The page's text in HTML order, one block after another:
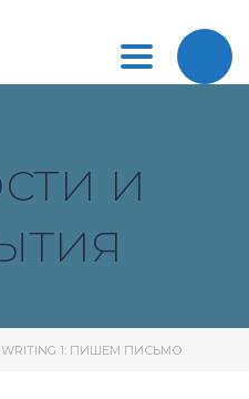
Toggle
и
WRITING 1: ПИШЕМ ПИСЬМО